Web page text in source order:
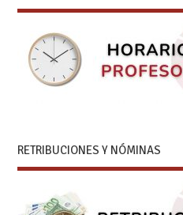
RETRIBUCIONES Y NÓMINAS